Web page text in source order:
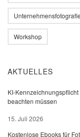
Unternehmensfotografie
Workshop
AKTUELLES
KI-
beachten müssen
15. Juli 2026
Kostenlose Ebooks für